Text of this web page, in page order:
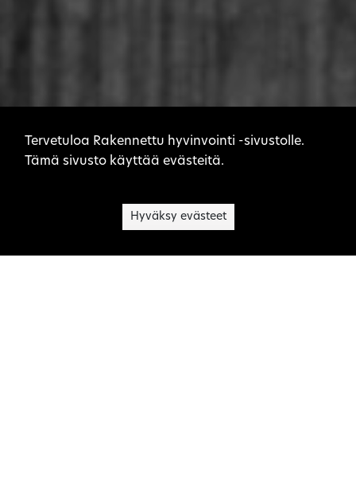
Sivuston evästeet
Tervetuloa Rakennettu hyvinvointi -sivustolle.
Tämä sivusto käyttää evästeitä.
Hyväksy evästeet